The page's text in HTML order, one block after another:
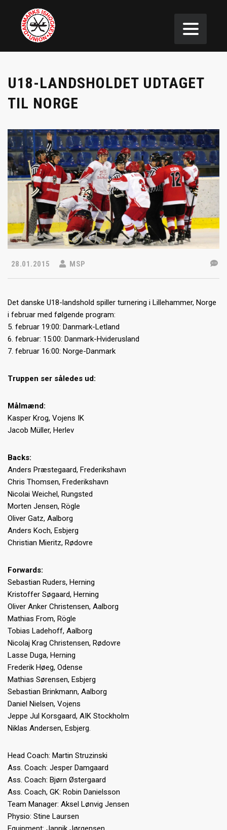
U18-LANDSHOLDET UDTAGET
TIL NORGE
28.01.2015 MSP
Det danske U18-landshold spiller turnering i Lillehammer, Norge
i februar med følgende program:
5. februar 19:00: Danmark-Letland
6. februar: 15:00: Danmark-Hviderusland
7. februar 16:00: Norge-Danmark
Truppen ser således ud:
Målmænd:
Kasper Krog, Vojens IK
Jacob Müller, Herlev
Backs:
Anders Præstegaard, Frederikshavn
Chris Thomsen, Frederikshavn
Nicolai Weichel, Rungsted
Morten Jensen, Rögle
Oliver Gatz, Aalborg
Anders Koch, Esbjerg
Christian Mieritz, Rødovre
Forwards:
Sebastian Ruders, Herning
Kristoffer Søgaard, Herning
Oliver Anker Christensen, Aalborg
Mathias From, Rögle
Tobias Ladehoff, Aalborg
Nicolaj Krag Christensen, Rødovre
Lasse Duga, Herning
Frederik Høeg, Odense
Mathias Sørensen, Esbjerg
Sebastian Brinkmann, Aalborg
Daniel Nielsen, Vojens
Jeppe Jul Korsgaard, AIK Stockholm
Niklas Andersen, Esbjerg.
Head Coach: Martin Struzinski
Ass. Coach: Jesper Damgaard
Ass. Coach: Bjørn Østergaard
Ass. Coach, GK: Robin Danielsson
Team Manager: Aksel Lønvig Jensen
Physio: Stine Laursen